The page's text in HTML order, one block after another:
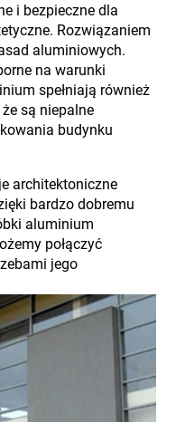
i bezpieczne dla
Rozwiązaniem
aluminiowych.
na warunki
spełniają również
są niepalne
budynku
architektoniczne
bardzo dobremu
aluminium
połączyć
jego